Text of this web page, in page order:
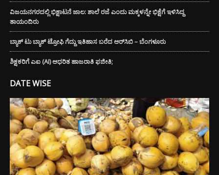
ವಿಜಯನಗರದಲ್ಲಿ ಭಿಕ್ಷಾಟನೆ ಜಾಲ: ಶಾಲೆ ರಜೆ ಎಂದು ಮಕ್ಕಳನ್ನೇ ಭಿಕ್ಷೆಗೆ ಇಳಿಸಿದ್ದ
ತಾಯಂದಿರು
ಬ್ಯಾಕ್ ಟು ಬ್ಯಾಕ್ ಟ್ರೋಫಿ ಗೆದ್ದು ಇತಿಹಾಸ ಬರೆದ ಆರ್‌ಸಿಬಿ – ಬೆಂಗಳೂರು
ಶಿಕ್ಷಕರಿಗೆ ಎಐ (AI) ಆಧರಿತ ಹಾಜರಾತಿ ಫಜೀತಿ;
DATE WISE